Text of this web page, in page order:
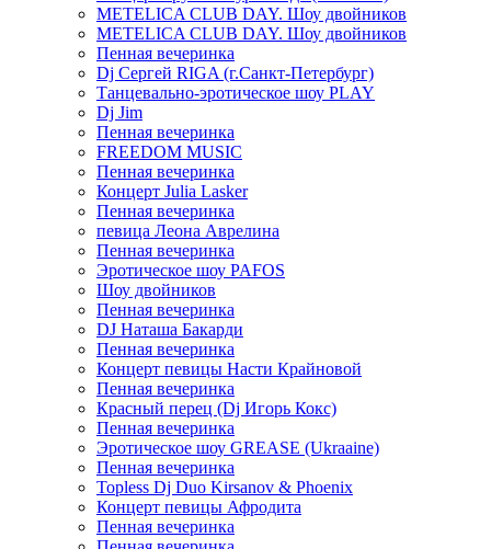
METELICA CLUB DAY. Шоу двойников
METELICA CLUB DAY. Шоу двойников
Пенная вечеринка
Dj Сергей RIGA (г.Санкт-Петербург)
Танцевально-эротическое шоу PLAY
Dj Jim
Пенная вечеринка
FREEDOM MUSIC
Пенная вечеринка
Концерт Julia Lasker
Пенная вечеринка
певица Леона Аврелина
Пенная вечеринка
Эротическое шоу PAFOS
Шоу двойников
Пенная вечеринка
DJ Наташа Бакарди
Пенная вечеринка
Концерт певицы Насти Крайновой
Пенная вечеринка
Красный перец (Dj Игорь Кокс)
Пенная вечеринка
Эротическое шоу GREASE (Ukraaine)
Пенная вечеринка
Topless Dj Duo Kirsanov & Phoenix
Концерт певицы Афродита
Пенная вечеринка